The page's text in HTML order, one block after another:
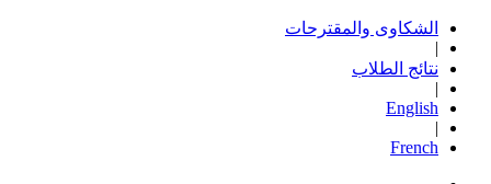
الشكاوى والمقترحات
|
نتائج الطلاب
|
English
|
French